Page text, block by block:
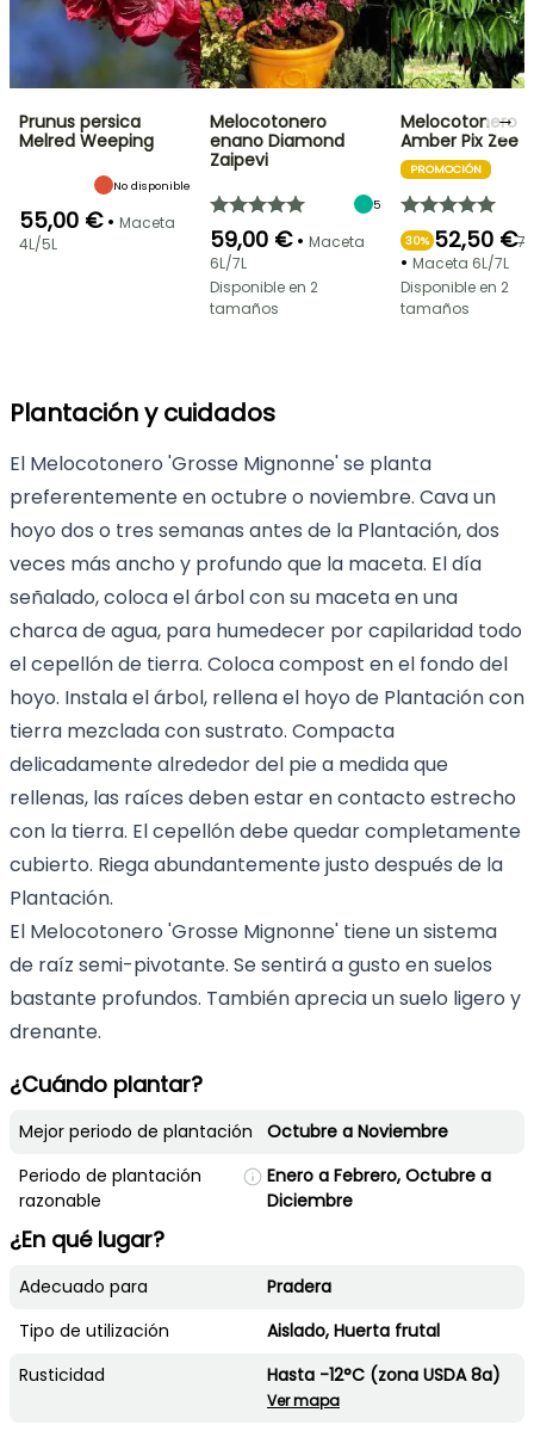
Prunus persica
Melred Weeping
No disponible
55,00 € • Maceta
4L/5L
Melocotonero
enano Diamond
Zaipevi
5
59,00 € • Maceta
6L/7L
Disponible en 2
tamaños
Melocotonero
Amber Pix Zee
PROMOCIÓN
30% 52,50 €
• Maceta 6L/7L
Disponible en 2
tamaños
→
Plantación y cuidados
El Melocotonero 'Grosse Mignonne' se planta
preferentemente en octubre o noviembre. Cava un
hoyo dos o tres semanas antes de la Plantación, dos
veces más ancho y profundo que la maceta. El día
señalado, coloca el árbol con su maceta en una
charca de agua, para humedecer por capilaridad todo
el cepellón de tierra. Coloca compost en el fondo del
hoyo. Instala el árbol, rellena el hoyo de Plantación con
tierra mezclada con sustrato. Compacta
delicadamente alrededor del pie a medida que
rellenas, las raíces deben estar en contacto estrecho
con la tierra. El cepellón debe quedar completamente
cubierto. Riega abundantemente justo después de la
Plantación.
El Melocotonero 'Grosse Mignonne' tiene un sistema
de raíz semi-pivotante. Se sentirá a gusto en suelos
bastante profundos. También aprecia un suelo ligero y
drenante.
¿Cuándo plantar?
Mejor periodo de plantación
Octubre a Noviembre
Periodo de plantación
razonable
Enero a Febrero, Octubre a
Diciembre
¿En qué lugar?
Adecuado para
Pradera
Tipo de utilización
Aislado, Huerta frutal
Rusticidad
Hasta -12°C (zona USDA 8a)
Ver mapa